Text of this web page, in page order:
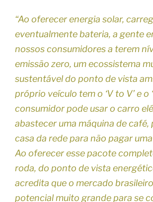
“Ao oferecer energia solar,
eventualmente bateria, a gente
nossos consumidores a terem
emissão zero, um ecossistema
sustentável do ponto de vista
próprio veículo tem o ‘V to V’ e o
consumidor pode usar o carro
abastecer uma máquina de café,
casa da rede para não pagar
Ao oferecer esse pacote
roda, do ponto de vista
acredita que o mercado
potencial muito grande para se